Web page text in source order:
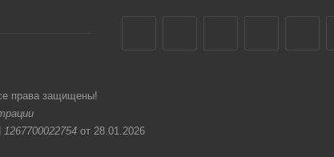
права защищены!
1267700022754 от 28.01.2026